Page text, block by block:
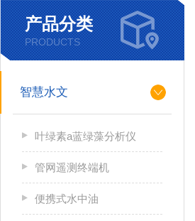
产品分类
PRODUCTS
智慧水文
叶绿素a蓝绿藻分析仪
管网遥测终端机
便携式水中油